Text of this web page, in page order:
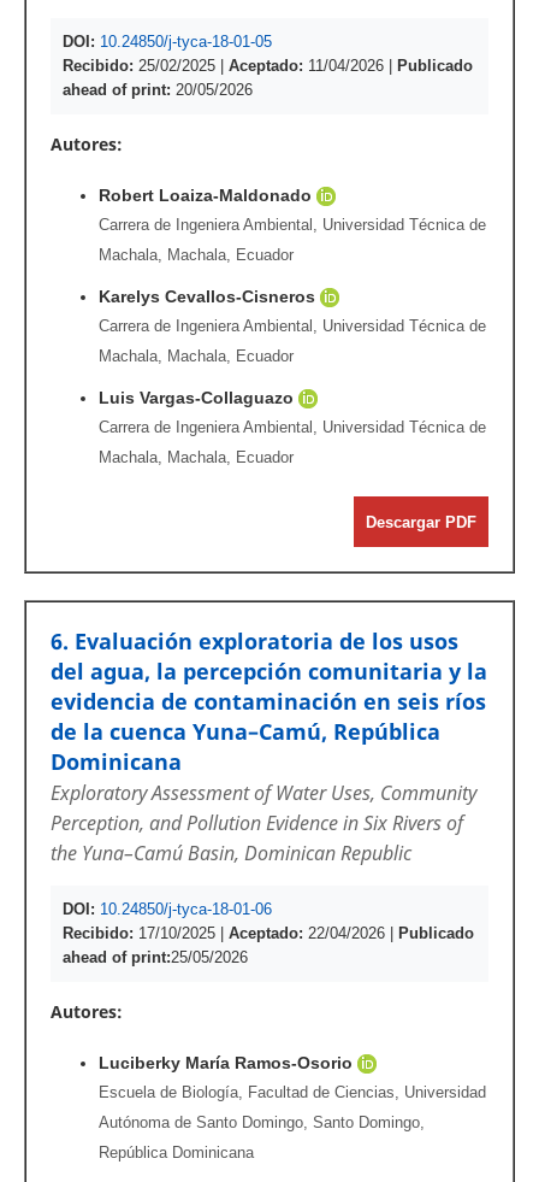
DOI: 10.24850/j-tyca-18-01-05
Recibido: 25/02/2025| Aceptado: 11/04/2026|
Publicado
ahead of print: 20/05/2026
Autores:
Robert Loaiza-Maldonado
Carrera de Ingeniera Ambiental, Universidad Técnica de
Machala, Machala, Ecuador
Karelys Cevallos-Cisneros
Carrera de Ingeniera Ambiental, Universidad Técnica de
Machala, Machala, Ecuador
Luis Vargas-Collaguazo
Carrera de Ingeniera Ambiental, Universidad Técnica de
Machala, Machala, Ecuador
Descargar PDF
6. Evaluación exploratoria de los usos
del agua, la percepción comunitaria y la
evidencia de contaminación en seis ríos
de la cuenca Yuna–Camú, República
Dominicana
Exploratory Assessment of Water Uses, Community
Perception, and Pollution Evidence in Six Rivers of
the Yuna–Camú Basin, Dominican Republic
DOI: 10.24850/j-tyca-18-01-06
Recibido: 17/10/2025| Aceptado: 22/04/2026|
Publicado
ahead of print:25/05/2026
Autores:
Luciberky María Ramos-Osorio
Escuela de Biología, Facultad de Ciencias, Universidad
Autónoma de Santo Domingo, Santo Domingo,
República Dominicana